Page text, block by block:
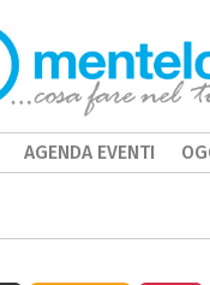
AGENDA EVENTI